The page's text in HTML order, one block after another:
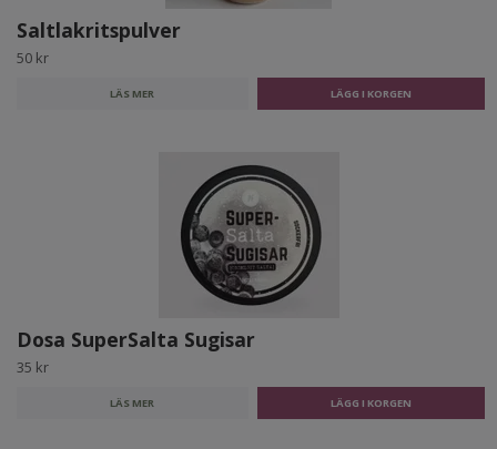
Saltlakritspulver
50 kr
LÄS MER
Dosa SuperSalta Sugisar
35 kr
LÄS MER